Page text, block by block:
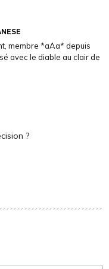
membre *aAa* depuis
avec le diable au clair de
?